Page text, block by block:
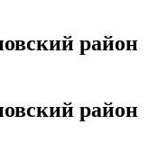
район
район